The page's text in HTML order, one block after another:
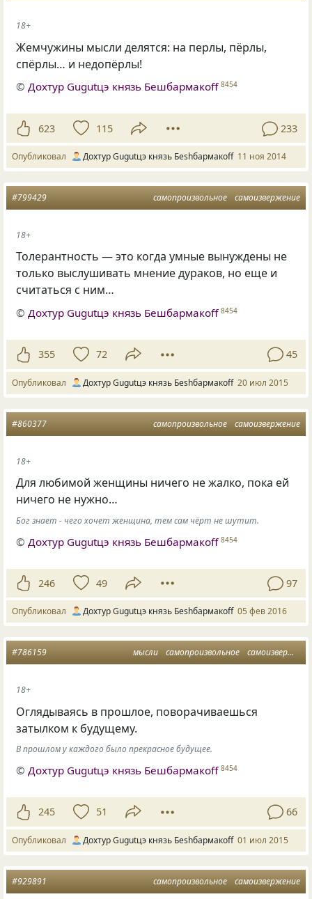
18+
Жемчужины мысли делятся: на перлы, пёрлы,
спёрлы… и недопёрлы!
©Дохтур Gugutцэ князь Бешбармакоff 8454
623 115 233
Опубликовал Дохтур Gugutцэ князь Беshбармакоff 11 ноя 2014
самопроизвольное самоизвержение
#799429
18+
Толерантность — это когда умные вынуждены не
только выслушивать мнение дураков, но еще и
считаться с ним…
©Дохтур Gugutцэ князь Бешбармакоff 8454
355 72 45
Опубликовал Дохтур Gugutцэ князь Беshбармакоff 20 июл 2015
самопроизвольное самоизвержение
#860377
18+
Для любимой женщины ничего не жалко, пока ей
ничего не нужно…
Бог знает - чего хочет женщина, тем сам чёрт не шутит.
© Дохтур Gugutцэ князь Бешбармакоff 8454
246 49 97
Опубликовал Дохтур Gugutцэ князь Беshбармакоff 05 фев 2016
мысли самопроизвольное самоизвержение
#786159
18+
Оглядываясь в прошлое, поворачиваешься
затылком к будущему.
В прошлом у каждого было прекрасное будущее.
© Дохтур Gugutцэ князь Бешбармакоff 8454
245 51 66
Опубликовал Дохтур Gugutцэ князь Беshбармакоff 01 июл 2015
самопроизвольное самоизвержение
#929891